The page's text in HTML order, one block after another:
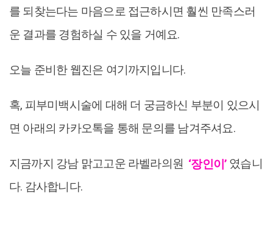
를 되찾는다는 마음으로 접근하시면 훨씬 만족스러
운 결과를 경험하실 수 있을 거예요.
오늘 준비한 웹진은 여기까지입니다.
혹, 피부미백시술에 대해 더 궁금하신 부분이 있으시
면 아래의 카카오톡을 통해 문의를 남겨주셔요.
지금까지 강남 맑고고운 라벨라의원 ‘장인이’ 였습니
다. 감사합니다.